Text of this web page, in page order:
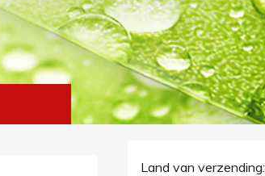
Land van verzending: